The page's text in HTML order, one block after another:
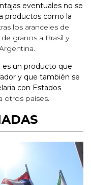
eventuales no se
productos como la
los aranceles de
granos a Brasil y
es un producto que
y que también se
con Estados
otros países.